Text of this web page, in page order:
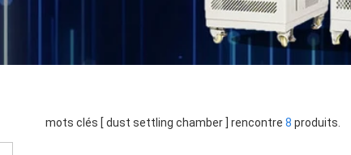
mots clés [ dust settling chamber ] rencontre 8 produits.